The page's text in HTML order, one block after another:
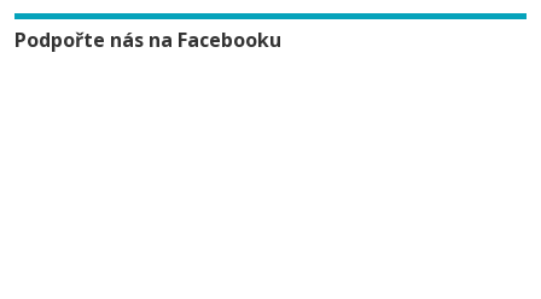
Podpořte nás na Facebooku